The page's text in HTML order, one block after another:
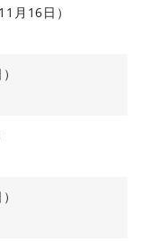
月16日）